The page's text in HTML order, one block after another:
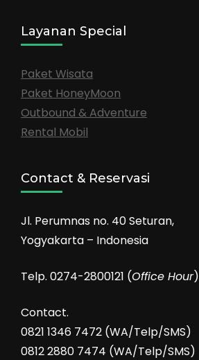
Layanan Special
Paket Wisata
Paket HoneyMoon
Outbound & Adventure
Rental Mobil
Contact & Reservasi
Jl. Perumnas no. 40 Seturan,
Yogyakarta – Indonesia
Telp. 0274-2800121 (Office Hour)
Contact.
0821 1346 7472 (WA/Telp/SMS)
0812 2880 7474 (WA/Telp/SMS)